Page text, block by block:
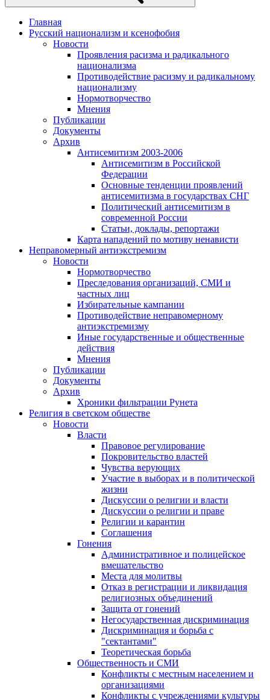
Главная
Русский национализм и ксенофобия
Новости
Проявления расизма и радикального
национализма
Противодействие расизму и радикальному
национализму
Нормотворчество
Мнения
Публикации
Документы
Архив
Антисемитизм 2003-2006
Антисемитизм в Российской
Федерации
Основные тенденции проявлений
антисемитизма в государствах СНГ
Политический антисемитизм в
современной России
Статьи, доклады, репортажи
Карта нападений по мотиву ненависти
Неправомерный антиэкстремизм
Новости
Нормотворчество
Преследования организаций, СМИ и
частных лиц
Избирательные кампании
Противодействие неправомерному
антиэкстремизму
Иные государственные и общественные
действия
Мнения
Публикации
Документы
Архив
Хроники фильтрации Рунета
Религия в светском обществе
Новости
Власти
Правовое регулирование
Покровительство властей
Чувства верующих
Участие в выборах и в политической
жизни
Дискуссии о религии и власти
Дискуссии о религии и праве
Религии и карантин
Соглашения
Гонения
Административное и полицейское
вмешательство
Места для молитвы
Отказ в регистрации и ликвидация
религиозных объединений
Защита от гонений
Негосударственная дискриминация
Дискриминация и борьба с
"сектантами"
Теоретическая борьба
Общественность и СМИ
Конфликты с местным населением и
организациями
Конфликты с учреждениями культуры